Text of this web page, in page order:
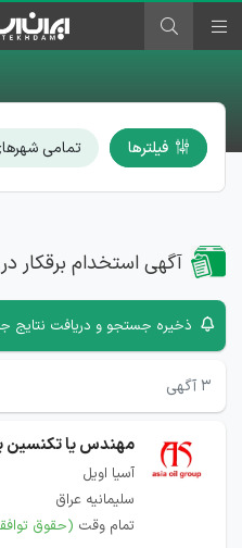
فیلترها تمامی
آگهی استخدام برقکار
ذخیره جستجو و دریافت نتایج
۳ آگهی
مهندس یا تکنسین
آسیا اویل
سلیمانیه عراق
تمام وقت (حقوق